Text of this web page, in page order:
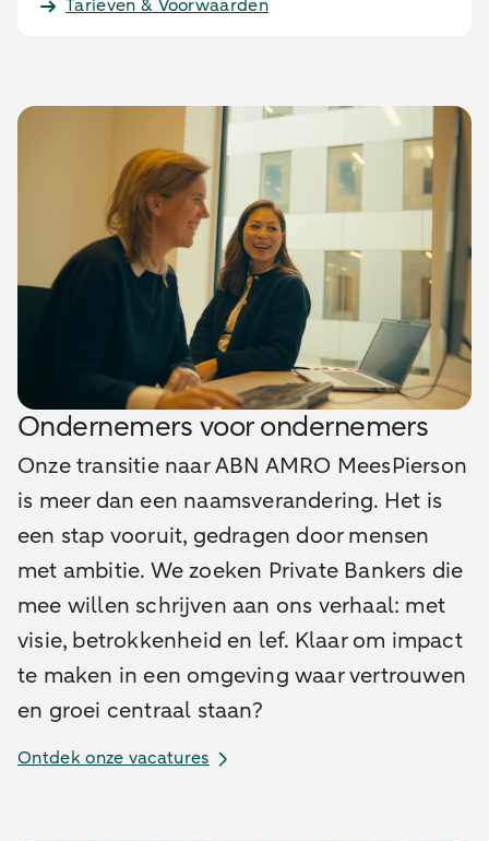
Tarieven & Voorwaarden
Ondernemers voor ondernemers
Onze transitie naar ABN AMRO MeesPierson
is meer dan een naamsverandering. Het is
een stap vooruit, gedragen door mensen
met ambitie. We zoeken Private Bankers die
mee willen schrijven aan ons verhaal: met
visie, betrokkenheid en lef. Klaar om impact
te maken in een omgeving waar vertrouwen
en groei centraal staan?
Ontdek onze vacatures